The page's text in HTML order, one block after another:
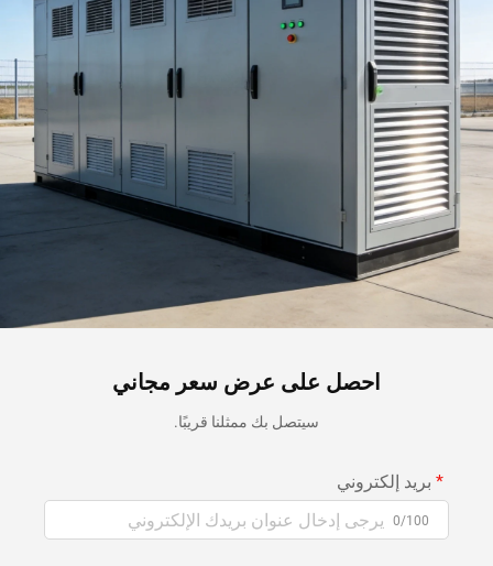
احصل على عرض سعر مجاني
سيتصل بك ممثلنا قريبًا.
بريد إلكتروني
0/100